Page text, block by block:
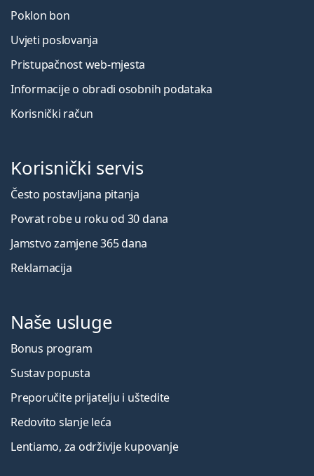
Poklon bon
Uvjeti poslovanja
Pristupačnost web-mjesta
Informacije o obradi osobnih podataka
Korisnički račun
Korisnički servis
Često postavljana pitanja
Povrat robe u roku od 30 dana
Jamstvo zamjene 365 dana
Reklamacija
Naše usluge
Bonus program
Sustav popusta
Preporučite prijatelju i uštedite
Redovito slanje leća
Lentiamo, za održivije kupovanje